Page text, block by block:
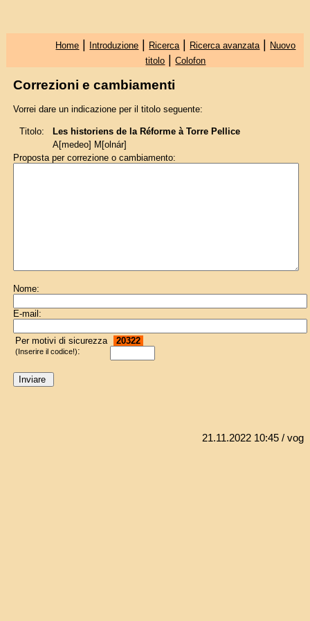
Home | Introduzione | Ricerca | Ricerca avanzata | Nuovo
titolo |Colofon
Correzioni e cambiamenti
Vorrei dare un indicazione per il titolo seguente:
Titolo:
Les historiens de la Réforme à Torre Pellice
A[medeo] M[olnár]
Proposta per correzione o cambiamento:
Nome:
E-mail:
Per motivi di sicurezza
(Inserire il codice!):
20322
21.11.2022 10:45 / vog